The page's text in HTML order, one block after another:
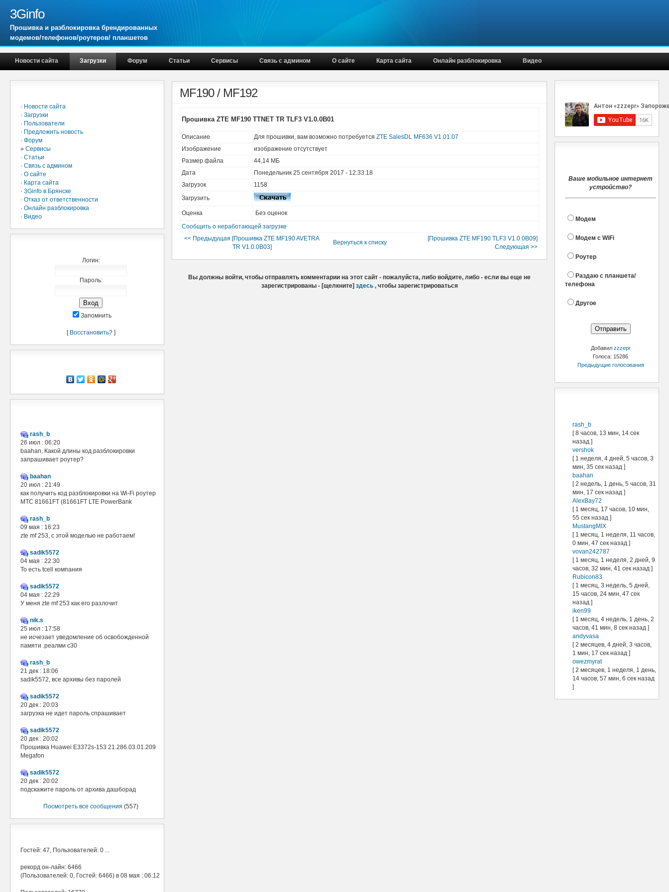
3Ginfo
Прошивка и разблокировка брендированных
модемов/телефонов/роутеров/ планшетов
Новости сайта Загрузки Форум Статьи Сервисы Связь с админом О сайте Карта сайта Онлайн разблокировка Видео
Ваше мобильное интернет
устройство?
Модем
Модем с WiFi
Роутер
Раздаю с планшета/
телефона
Другое
Добавил zzzepr
Голоса: 15286
Предыдущие голосования
rash_b
[ 8 часов, 13 мин, 14 сек
назад ]
vershok
[ 1 неделя, 4 дней, 5 часов, 3
мин, 35 сек назад ]
baahan
[ 2 недель, 1 день, 5 часов, 31
мин, 17 сек назад ]
AlexBay72
[ 1 месяц, 17 часов, 10 мин,
55 сек назад ]
MustangMIX
[ 1 месяц, 1 неделя, 11 часов,
0 мин, 47 сек назад ]
vovan242787
[ 1 месяц, 1 неделя, 2 дней, 9
часов, 32 мин, 41 сек назад ]
Rubicon83
[ 1 месяц, 3 недель, 5 дней,
15 часов, 24 мин, 47 сек
назад ]
iken99
[ 1 месяц, 4 недель, 1 день, 2
часов, 41 мин, 8 сек назад ]
andyvasa
[ 2 месяцев, 4 дней, 3 часов,
1 мин, 17 сек назад ]
owezmyrat
[ 2 месяцев, 1 неделя, 1 день,
14 часов, 57 мин, 6 сек назад
]
· Новости сайта
· Загрузки
· Пользователи
· Предложить новость
· Форум
» Сервисы
· Статьи
· Связь с админом
· О сайте
· Карта сайта
· 3Ginfo в Брянске
· Отказ от ответственности
· Онлайн разблокировка
· Видео
Логин:
Пароль:
Запомнить
[ Восстановить?]
rash_b
26 июл : 06:20
baahan, Какой длины код разблокировки
запрашивает роутер?
baahan
20 июл : 21:49
как получить код разблокировки на Wi-Fi роутер
МТС 81661FT (81661FT LTE PowerBank
rash_b
09 мая : 16:23
zte mf 253, с этой моделью не работаем!
sadik5572
04 мая : 22:30
То есть tcell компания
sadik5572
04 мая : 22:29
У меня zte mf 253 как его разлочит
nik.s
25 июл : 17:58
не исчезает уведомление об освобожденной
памяти .реалми с30
rash_b
21 дек : 18:06
sadik5572, все архивы без паролей
sadik5572
20 дек : 20:03
загрузка не идет пароль спрашивает
sadik5572
20 дек : 20:02
Прошивка Huawei E3372s-153 21.286.03.01.209
Megafon
sadik5572
20 дек : 20:02
подскажите пароль от архива дашборад
Посмотреть все сообщения (557)
Гостей: 47, Пользователей: 0 ...
рекорд он-лайн: 6466
(Пользователей: 0, Гостей: 6466) в 08 мая : 06:12
MF190 / MF192
Прошивка ZTE MF190 TTNET TR TLF3 V1.0.0B01
Описание Для прошивки, вам возможно потребуется ZTE SalesDL MF636 V1.01.07
Изображение
изображение отсутствует
Размер файла
44,14 МБ
Дата
Понедельник 25 сентября 2017 - 12:33:18
Загрузок
1158
Загрузить
Оценка
Без оценок
Сообщить о неработающей загрузке
<< Предыдущая [Прошивка ZTE MF190 AVETRA
TR V1.0.0B03]
Вернуться к списку
[Прошивка ZTE MF190 TLF3 V1.0.0B09]
Следующая >>
Вы должны войти, чтобы отправлять комментарии на этот сайт - пожалуйста, либо войдите, либо - если вы еще не
зарегистрированы - [щелкните] здесь, чтобы зарегистрироваться